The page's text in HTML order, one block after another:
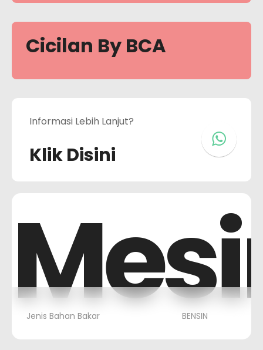
Cicilan By BCA
Informasi Lebih Lanjut?
Klik Disini
Jenis Bahan Bakar BENSIN